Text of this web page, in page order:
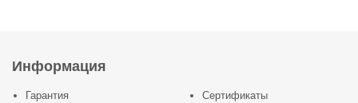
Информация
Гарантия
Сертификаты